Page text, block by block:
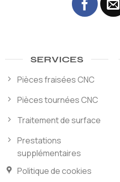
SERVICES
Pièces fraisées CNC
Pièces tournées CNC
Traitement de surface
Prestations
supplémentaires
Politique de cookies